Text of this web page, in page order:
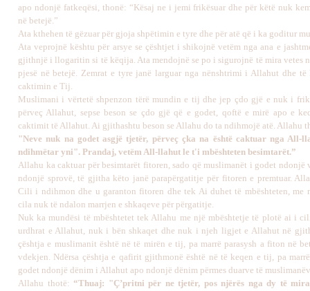
apo ndonjë fatkeqësi, thonë: “Kësaj ne i jemi frikësuar dhe për këtë nuk
në betejë.”
Ata kthehen të gëzuar për gjoja shpëtimin e tyre dhe për atë që i ka goditur
Ata veprojnë kështu për arsye se çështjet i shikojnë vetëm nga ana e
gjithnjë i llogaritin si të këqija. Ata mendojnë se po i sigurojnë të mira vetes
pjesë në betejë. Zemrat e tyre janë larguar nga nënshtrimi i Allahut dhe të
caktimin e Tij.
Muslimani i vërtetë shpenzon tërë mundin e tij dhe jep çdo gjë e nuk i
përveç Allahut, sepse beson se çdo gjë që e godet, qoftë e mirë apo e
caktimit të Allahut. Ai gjithashtu beson se Allahu do ta ndihmojë atë. Allahu
"Neve nuk na godet asgjë tjetër, përveç çka na është caktuar nga All-
ndihmëtar yni". Prandaj, vetëm All-llahut le t'i mbështeten besimtarët.”
Allahu ka caktuar për besimtarët fitoren, sado që muslimanët i godet ndonjë
ndonjë sprovë, të gjitha këto janë parapërgatitje për fitoren e premtuar.
Cili i ndihmon dhe u garanton fitoren dhe tek Ai duhet të mbështeten, me
cila nuk të ndalon marrjen e shkaqeve për përgatitje.
Nuk ka mundësi të mbështetet tek Allahu me një mbështetje të plotë ai i
urdhrat e Allahut, nuk i bën shkaqet dhe nuk i njeh ligjet e Allahut në
çështja e muslimanit është në të mirën e tij, pa marrë parasysh a fiton në
vdekjen. Ndërsa çështja e qafirit gjithmonë është në të keqen e tij, pa
godet ndonjë dënim i Allahut apo ndonjë dënim përmes duarve të
Allahu thotë: “Thuaj: "Ç’pritni për ne tjetër, pos njërës nga dy të